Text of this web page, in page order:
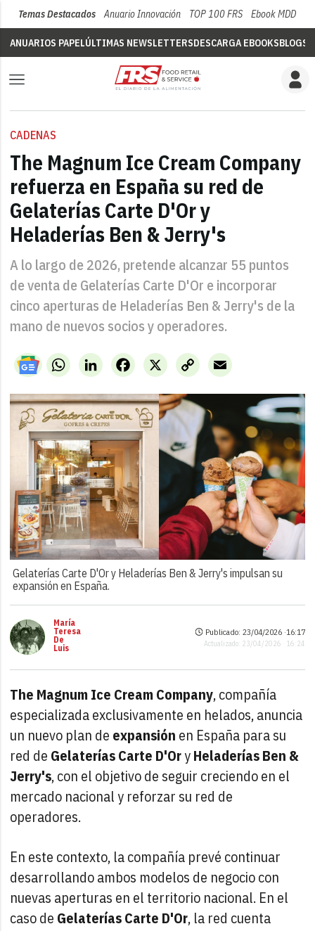
Temas Destacados Anuario Innovación TOP 100 FRS Ebook MDD
ANUARIOS PAPELÚLTIMAS NEWSLETTERSDESCARGA EBOOKSBLOGS
CADENAS
The Magnum Ice Cream Company
refuerza en España su red de
Gelaterías Carte D'Or y
Heladerías Ben & Jerry's
A lo largo de 2026, pretende alcanzar 55 puntos
de venta de Gelaterías Carte D'Or e incorporar
cinco aperturas de Heladerías Ben & Jerry's de la
mano de nuevos socios y operadores.
WhatsAppLinkedIn X
Facebook
Copy
Link
Email
Gelaterías Carte D'Or y Heladerías Ben & Jerry's impulsan su
expansión en España.
María
Teresa
De
Luis
Publicado: 23/04/2026 ·16:17
Actualizado: 23/04/2026 · 16:24
The Magnum Ice Cream Company, compañía
especializada exclusivamente en helados, anuncia
un nuevo plan de expansión en España para su
red de Gelaterías Carte D'OryHeladerías Ben &
Jerry's, con el objetivo de seguir creciendo en el
mercado nacional y reforzar su red de
operadores.
En este contexto, la compañía prevé continuar
desarrollando ambos modelos de negocio con
nuevas aperturas en el territorio nacional. En el
caso de Gelaterías Carte D'Or, la red cuenta